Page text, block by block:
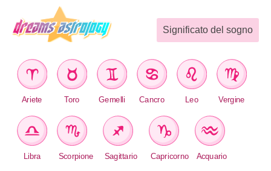
Significato del sogno
Ariete Toro Gemelli Cancro Leo Vergine
Libra Scorpione Sagittario Capricorno Acquario